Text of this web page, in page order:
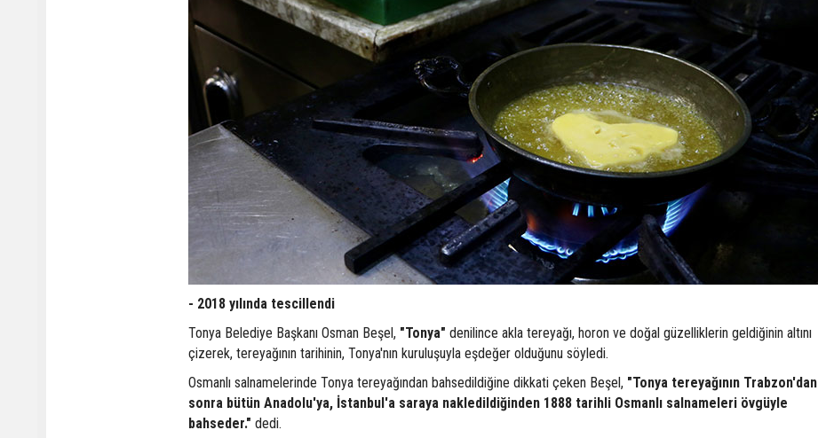
- 2018 yılında tescillendi
Tonya Belediye Başkanı Osman Beşel, "Tonya" denilince akla tereyağı, horon ve doğal güzelliklerin geldiğinin altını
çizerek, tereyağının tarihinin, Tonya'nın kuruluşuyla eşdeğer olduğunu söyledi.
Osmanlı salnamelerinde Tonya tereyağından bahsedildiğine dikkati çeken Beşel, "Tonya tereyağının Trabzon'dan
sonra bütün Anadolu'ya, İstanbul'a saraya nakledildiğinden 1888 tarihli Osmanlı salnameleri övgüyle
bahseder." dedi.